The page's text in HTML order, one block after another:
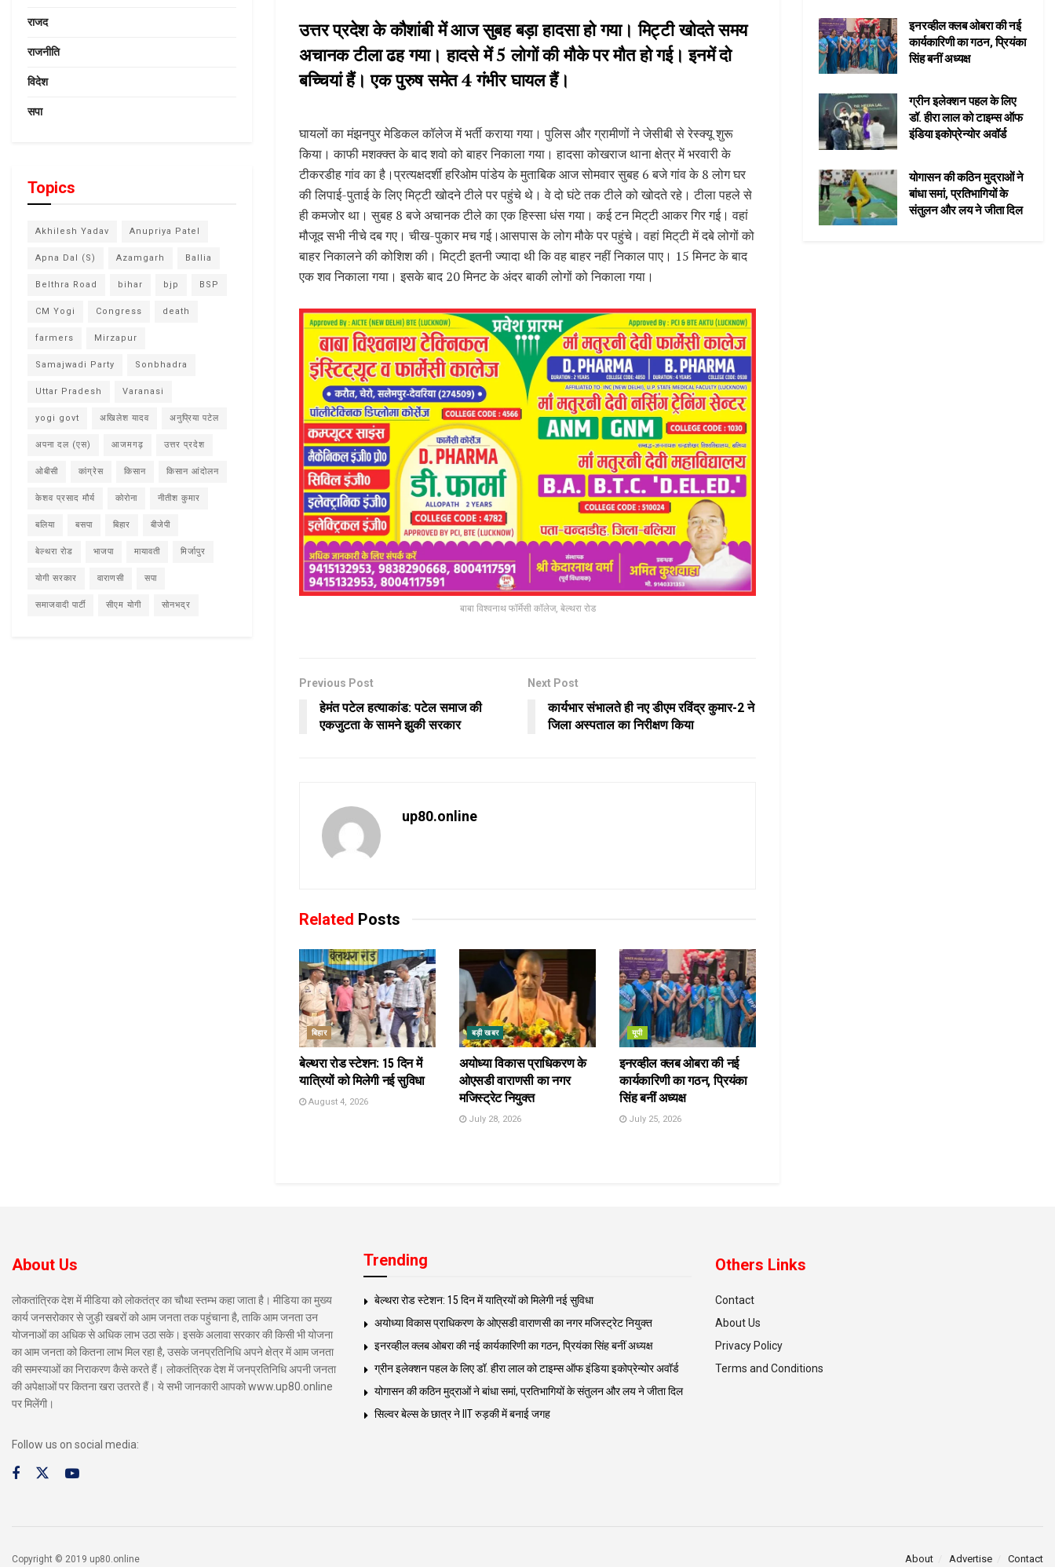
उत्तर प्रदेश के कौशांबी में आज सुबह बड़ा हादसा हो गया। मिट्टी खोदते समय
अचानक टीला ढह गया। हादसे में 5 लोगों की मौके पर मौत हो गई। इनमें दो
बच्चियां हैं। एक पुरुष समेत 4 गंभीर घायल हैं।
घायलों का मंझनपुर मेडिकल कॉलेज में भर्ती कराया गया। पुलिस और ग्रामीणों ने जेसीबी से रेस्क्यू शुरू
किया। काफी मशक्क्त के बाद शवो को बाहर निकाला गया। हादसा कोखराज थाना क्षेत्र में भरवारी के
टीकरडीह गांव का है।प्रत्यक्षदर्शी हरिओम पांडेय के मुताबिक आज सोमवार सुबह 6 बजे गांव के 8 लोग घर
की लिपाई-पुताई के लिए मिट्टी खोदने टीले पर पहुंचे थे। वे दो घंटे तक टीले को खोदते रहे। टीला पहले से
ही कमजोर था। सुबह 8 बजे अचानक टीले का एक हिस्सा धंस गया। कई टन मिट्‌टी आकर गिर गई। वहां
मौजूद सभी नीचे दब गए। चीख-पुकार मच गई।आसपास के लोग मौके पर पहुंचे। वहां मिट्‌टी में दबे लोगों को
बाहर निकालने की कोशिश की। मिट्‌टी इतनी ज्यादा थी कि वह बाहर नहीं निकाल पाए। 15 मिनट के बाद
एक शव निकाला गया। इसके बाद 20 मिनट के अंदर बाकी लोगों को निकाला गया।
बाबा विश्वनाथ फॉर्मेसी कॉलेज, बेल्थरा रोड
Previous Post
हेमंत पटेल हत्याकांड: पटेल समाज की
एकजुटता के सामने झुकी सरकार
Next Post
कार्यभार संभालते ही नए डीएम रविंद्र कुमार-2 ने
जिला अस्पताल का निरीक्षण किया
up80.online
Related Posts
बिहार
बेल्थरा रोड स्टेशन: 15 दिन में
यात्रियों को मिलेगी नई सुविधा
August 4, 2026
बड़ी खबर
अयोध्या विकास प्राधिकरण के
ओएसडी वाराणसी का नगर
मजिस्ट्रेट नियुक्त
July 28, 2026
यूपी
इनरव्हील क्लब ओबरा की नई
कार्यकारिणी का गठन, प्रियंका
सिंह बनीं अध्यक्ष
July 25, 2026
राजद
राजनीति
विदेश
सपा
Topics
Akhilesh Yadav Anupriya Patel
Apna Dal (S) Azamgarh Ballia
Belthra Road bihar bjp BSP
CM Yogi Congress death
farmers Mirzapur
Samajwadi Party Sonbhadra
Uttar Pradesh Varanasi
yogi govt अखिलेश यादव अनुप्रिया पटेल
अपना दल (एस) आजमगढ़ उत्तर प्रदेश
ओबीसी कांग्रेस किसान किसान आंदोलन
केशव प्रसाद मौर्य कोरोना नीतीश कुमार
बलिया बसपा बिहार बीजेपी
बेल्थरा रोड भाजपा मायावती मिर्जापुर
योगी सरकार वाराणसी सपा
समाजवादी पार्टी सीएम योगी सोनभद्र
इनरव्हील क्लब ओबरा की नई
कार्यकारिणी का गठन, प्रियंका
सिंह बनीं अध्यक्ष
ग्रीन इलेक्शन पहल के लिए
डॉ. हीरा लाल को टाइम्स ऑफ
इंडिया इकोप्रेन्योर अवॉर्ड
योगासन की कठिन मुद्राओं ने
बांधा समां, प्रतिभागियों के
संतुलन और लय ने जीता दिल
About Us
लोकतांत्रिक देश में मीडिया को लोकतंत्र का चौथा स्तम्भ कहा जाता है। मीडिया का मुख्य
कार्य जनसरोकार से जुड़ी खबरों को आम जनता तक पहुंचाना है, ताकि आम जनता उन
योजनाओं का अधिक से अधिक लाभ उठा सके। इसके अलावा सरकार की किसी भी योजना
का आम जनता को कितना लाभ मिल रहा है, उसके जनप्रतिनिधि अपने क्षेत्र में आम जनता
की समस्याओं का निराकरण कैसे करते हैं। लोकतंत्रिक देश में जनप्रतिनिधि अपनी जनता
की अपेक्षाओं पर कितना खरा उतरते हैं। ये सभी जानकारी आपको www.up80.online
पर मिलेंगी।
Follow us on social media:
Trending
बेल्थरा रोड स्टेशन: 15 दिन में यात्रियों को मिलेगी नई सुविधा
अयोध्या विकास प्राधिकरण के ओएसडी वाराणसी का नगर मजिस्ट्रेट नियुक्त
इनरव्हील क्लब ओबरा की नई कार्यकारिणी का गठन, प्रियंका सिंह बनीं अध्यक्ष
ग्रीन इलेक्शन पहल के लिए डॉ. हीरा लाल को टाइम्स ऑफ इंडिया इकोप्रेन्योर अवॉर्ड
योगासन की कठिन मुद्राओं ने बांधा समां, प्रतिभागियों के संतुलन और लय ने जीता दिल
सिल्वर बेल्स के छात्र ने IIT रुड़की में बनाई जगह
Others Links
Contact
About Us
Privacy Policy
Terms and Conditions
About Advertise Contact
Copyright © 2019 up80.online